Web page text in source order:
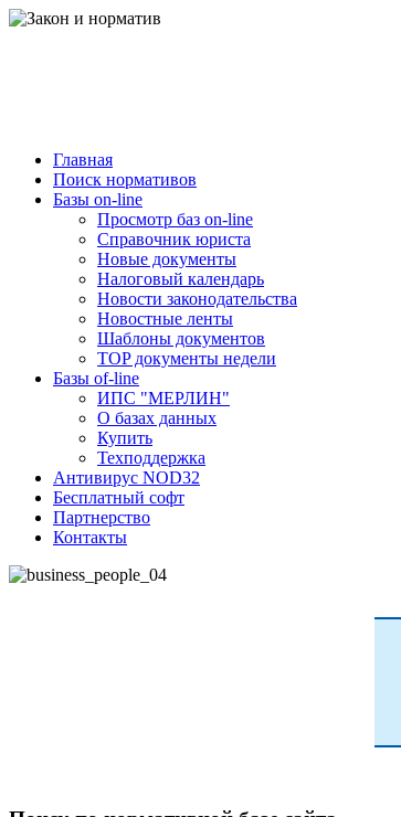
Главная
Поиск нормативов
Базы on-line
Просмотр баз on-line
Справочник юриста
Новые документы
Налоговый календарь
Новости законодательства
Новостные ленты
Шаблоны документов
TOP документы недели
Базы of-line
ИПС "МЕРЛИН"
О базах данных
Купить
Техподдержка
Антивирус NOD32
Бесплатный софт
Партнерство
Контакты